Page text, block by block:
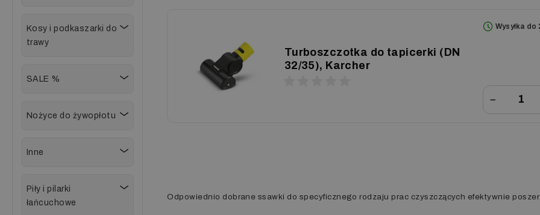
Kosy i podkaszarki do
trawy
SALE %
Nożyce do żywopłotu
Inne
Piły i pilarki
łańcuchowe
Turboszczotka do tapicerki (DN
32/35), Karcher
Wysyłka do
−
Odpowiednio dobrane ssawki do specyficznego rodzaju prac czyszczących efektywnie